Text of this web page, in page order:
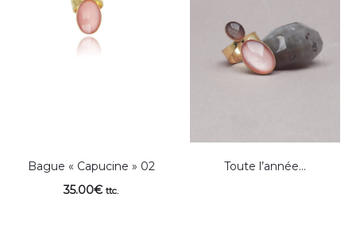
Bague « Capucine » 02
35.00€ ttc.
Toute l’année…